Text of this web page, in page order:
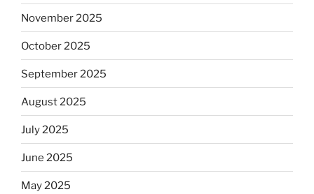
November 2025
October 2025
September 2025
August 2025
July 2025
June 2025
May 2025